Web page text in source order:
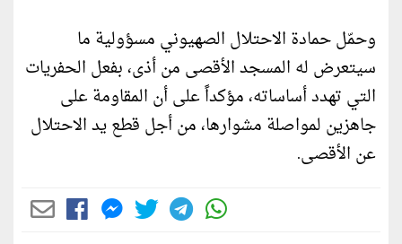
وحمّل حمادة الاحتلال الصهيوني مسؤولية ما
سيتعرض له المسجد الأقصى من أذى، بفعل الحفريات
التي تهدد أساساته، مؤكداً على أن المقاومة على
جاهزين لمواصلة مشوارها، من أجل قطع يد الاحتلال
عن الأقصى.